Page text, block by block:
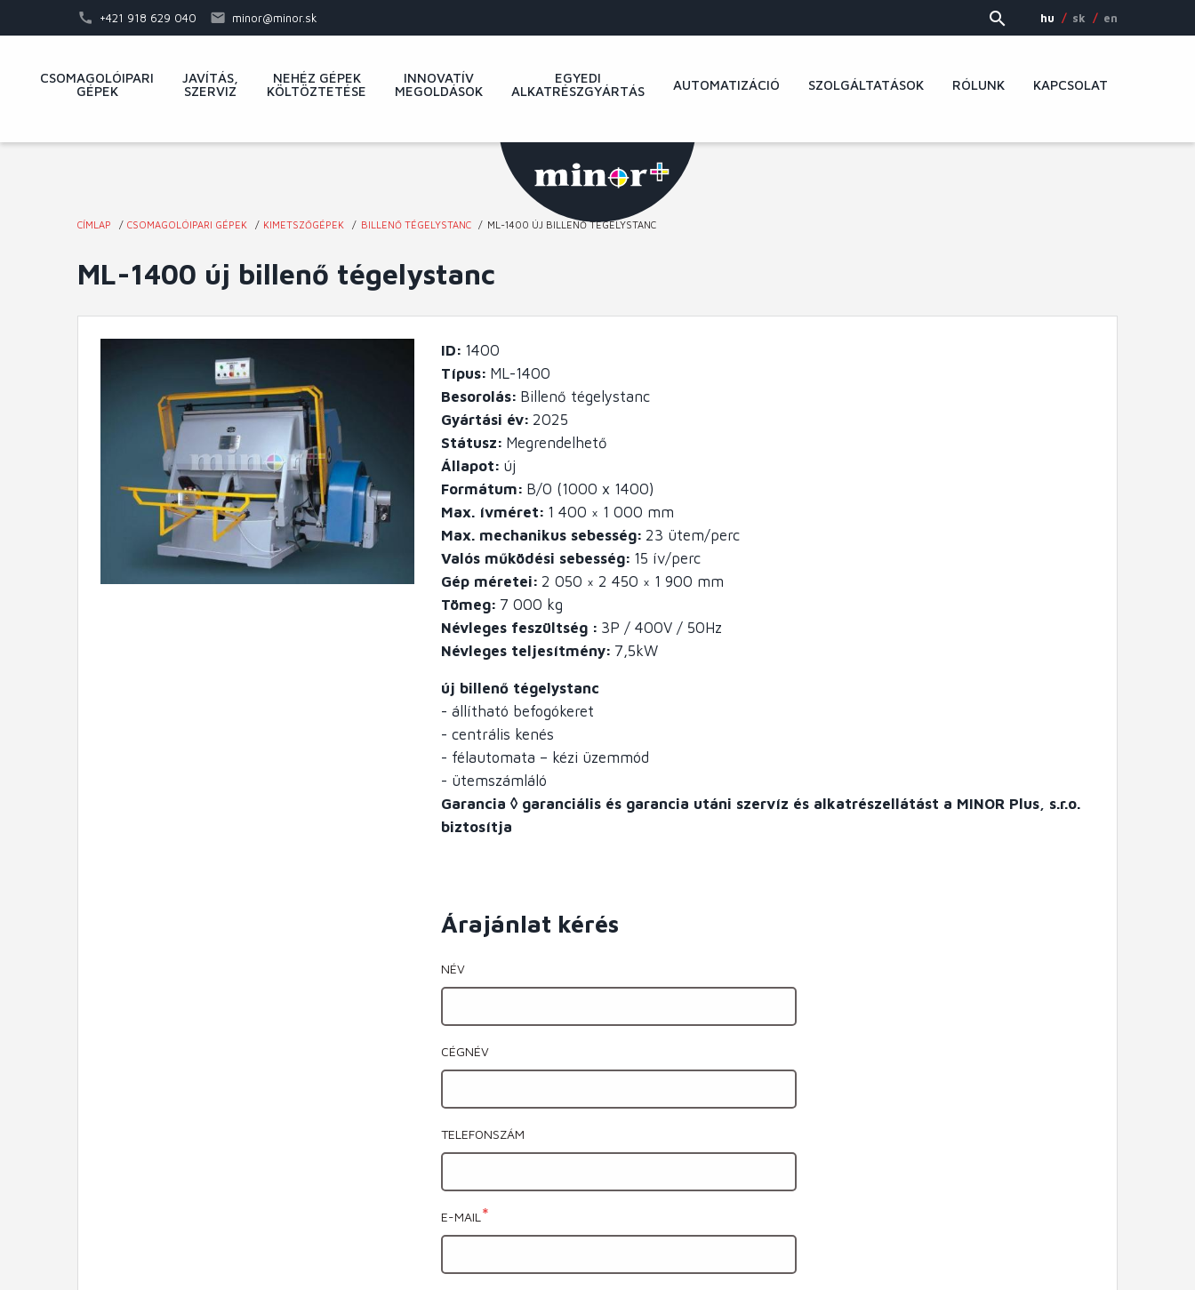
a
+421 918 629 040 minor@minor.sk hu sk en
navigáció
CSOMAGOLÓIPARI
GÉPEK
JAVÍTÁS,
SZERVIZ
NEHÉZ GÉPEK
KÖLTÖZTETÉSE
INNOVATÍV
MEGOLDÁSOK
EGYEDI
ALKATRÉSZGYÁRTÁS
AUTOMATIZÁCIÓ SZOLGÁLTATÁSOK RÓLUNK KAPCSOLAT
hely
CÍMLAP CSOMAGOLÓIPARI GÉPEK KIMETSZŐGÉPEK BILLENŐ TÉGELYSTANC ML-1400 ÚJ BILLENŐ TÉGELYSTANC
ML-1400 új billenő tégelystanc
ID 1400
Típus ML-1400
Besorolás Billenő tégelystanc
Gyártási év 2025
Státusz Megrendelhető
Állapot új
Formátum B/0 (1000 x 1400)
Max. ívméret 1 400 × 1 000 mm
Max. mechanikus sebesség 23 ütem/perc
Valós működési sebesség 15 ív/perc
Gép méretei 2 050 × 2 450 × 1 900 mm
Tömeg 7 000 kg
Névleges feszültség
3P / 400V / 50Hz
Névleges teljesítmény 7,5kW
új billenő tégelystanc
- állítható befogókeret
- centrális kenés
- félautomata – kézi üzemmód
- ütemszámláló
Garancia ◊garanciális és garancia utáni szervíz és alkatrészellátást a MINOR Plus, s.r.o.
biztosítja
Árajánlat kérés
NÉV
CÉGNÉV
TELEFONSZÁM
E-MAIL